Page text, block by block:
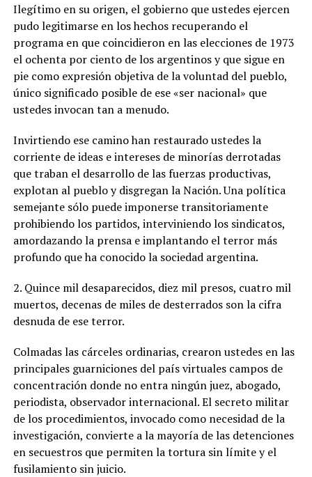
Ilegítimo en su origen, el gobierno que ustedes ejercen
pudo legitimarse en los hechos recuperando el
programa en que coincidieron en las elecciones de 1973
el ochenta por ciento de los argentinos y que sigue en
pie como expresión objetiva de la voluntad del pueblo,
único significado posible de ese «ser nacional» que
ustedes invocan tan a menudo.
Invirtiendo ese camino han restaurado ustedes la
corriente de ideas e intereses de minorías derrotadas
que traban el desarrollo de las fuerzas productivas,
explotan al pueblo y disgregan la Nación. Una política
semejante sólo puede imponerse transitoriamente
prohibiendo los partidos, interviniendo los sindicatos,
amordazando la prensa e implantando el terror más
profundo que ha conocido la sociedad argentina.
2. Quince mil desaparecidos, diez mil presos, cuatro mil
muertos, decenas de miles de desterrados son la cifra
desnuda de ese terror.
Colmadas las cárceles ordinarias, crearon ustedes en las
principales guarniciones del país virtuales campos de
concentración donde no entra ningún juez, abogado,
periodista, observador internacional. El secreto militar
de los procedimientos, invocado como necesidad de la
investigación, convierte a la mayoría de las detenciones
en secuestros que permiten la tortura sin límite y el
fusilamiento sin juicio.